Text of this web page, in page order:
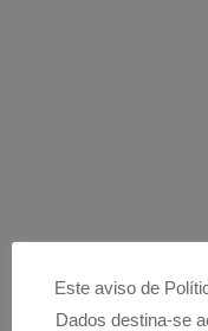
Este aviso de
Dados destina-se